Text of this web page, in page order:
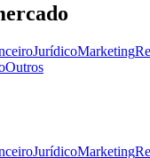
JurídicoMarketing
Outros
JurídicoMarketing